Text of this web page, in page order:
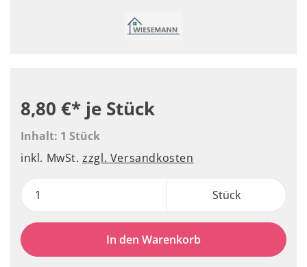
8,80 €* je Stück
Inhalt: 1 Stück
inkl. MwSt.zzgl. Versandkosten
Stück
In den Warenkorb